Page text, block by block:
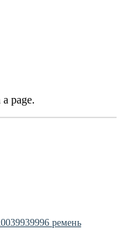
page.
ремень